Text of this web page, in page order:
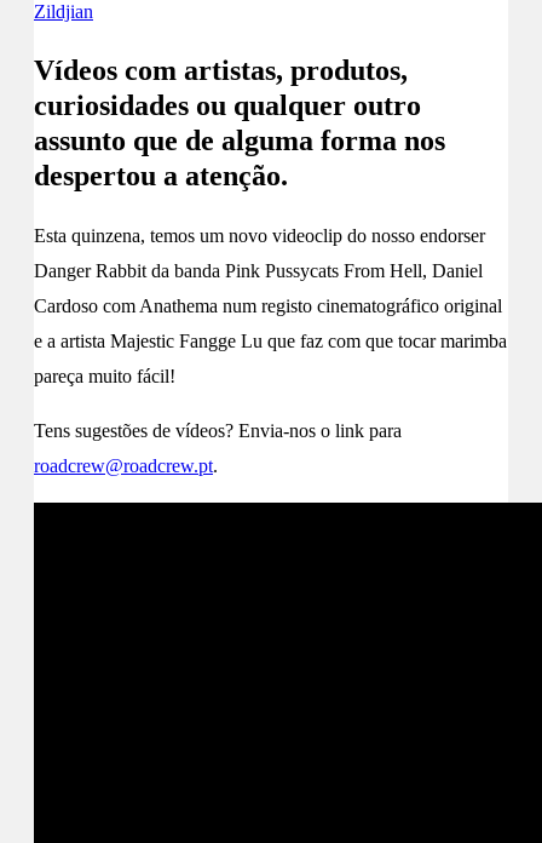
Zildjian
Vídeos com artistas, produtos,
curiosidades ou qualquer outro
assunto que de alguma forma nos
despertou a atenção.
Esta quinzena, temos um novo videoclip do nosso endorser
Danger Rabbit da banda Pink Pussycats From Hell, Daniel
Cardoso com Anathema num registo cinematográfico original
e a artista Majestic Fangge Lu que faz com que tocar marimba
pareça muito fácil!
Tens sugestões de vídeos? Envia-nos o link para
roadcrew@roadcrew.pt.